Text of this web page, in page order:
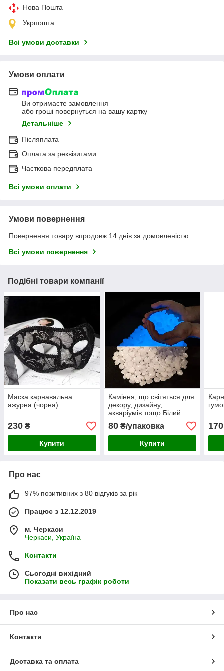
Нова Пошта
Укрпошта
Всі умови доставки
Умови оплати
Ви отримаєте замовлення
або гроші повернуться на вашу картку
Детальніше
Післяплата
Оплата за реквізитами
Часткова передплата
Всі умови оплати
Умови повернення
Повернення товару впродовж 14 днів за домовленістю
Всі умови повернення
Подібні товари компанії
Маска карнавальна
ажурна (чорна)
230 ₴
Купити
Каміння, що світяться для
декору, дизайну,
акваріумів тощо Білий
80₴/упаковка
Купити
170
Про нас
97% позитивних з 80 відгуків за рік
Працює з 12.12.2019
м. Черкаси
Черкаси, Україна
Контакти
Сьогодні вихідний
Показати весь графік роботи
Про нас
Контакти
Доставка та оплата